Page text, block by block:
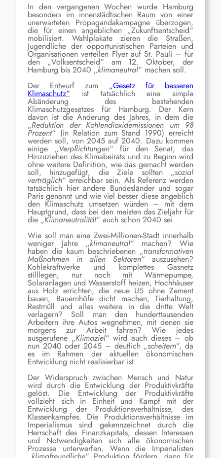
In den vergangenen Wochen wurde Hamburg
besonders im innenstädtischen Raum von einer
unerwarteten Propagandakampagne überzogen,
die für einen angeblichen „Zukunftsentscheid“
mobilisiert. Wahlplakate zieren die Straßen,
Jugendliche der opportunistischen Parteien und
Organisationen verteilen Flyer auf St. Pauli – für
den „Volksentscheid“ am 12. Oktober, der
Hamburg bis 2040 „klimaneutral“ machen soll.
Der Entwurf zum „Gesetz für besseren
Klimaschutz“ ist tatsächlich eine simple
Abänderung des bestehenden
Klimaschutzgesetzes für Hamburg. Der Kern
davon ist die Änderung des Jahres, in dem die
„Reduktion der Kohlendioxidemissionen um 98
Prozent“ (in Relation zum Stand 1990) erreicht
werden soll, von 2045 auf 2040. Dazu kommen
einige „Verpflichtungen“ für den Senat, das
Hinzuziehen des Klimabeirats und zu Beginn wird
ohne weitere Definition, wie das gemacht werden
soll, hinzugefügt, die Ziele sollten „sozial
verträglich“ erreichbar sein. Als Referenz werden
tatsächlich hier andere Bundesländer und sogar
Paris genannt und wie viel besser diese angeblich
den Klimaschutz umsetzen würden – mit dem
Hauptgrund, dass bei den meisten das Zieljahr für
die „Klimaneutralität“ auch schon 2040 sei.
Wie soll man eine Zwei-Millionen-Stadt innerhalb
weniger Jahre „klimaneutral“ machen? Wie
haben die kaum beschriebenen „transformativen
Maßnahmen in allen Sektoren“ auszusehen?
Kohlekraftwerke und komplettes Gasnetz
stilllegen, nur noch mit Wärmepumpe,
Solaranlagen und Wasserstoff heizen, Hochhäuser
aus Holz errichten, die neue U5 ohne Zement
bauen, Bauernhöfe dicht machen; Tierhaltung,
Restmüll und alles weitere in die dritte Welt
verlagern? Soll man den hunderttausenden
Arbeitern ihre Autos wegnehmen, mit denen sie
morgens zur Arbeit fahren? Wie jedes
ausgerufene „Klimaziel“ wird auch dieses – ob
nun 2040 oder 2045 – deutlich „scheitern“, da
es im Rahmen der aktuellen ökonomischen
Entwicklung nicht realisierbar ist.
Der Widerspruch zwischen Mensch und Natur
wird durch die Entwicklung der Produktivkräfte
gelöst. Die Entwicklung der Produktivkräfte
vollzieht sich in Einheit und Kampf mit der
Entwicklung der Produktionsverhältnisse, des
Klassenkampfes. Die Produktionsverhältnisse im
Imperialismus sind gekennzeichnet durch die
Herrschaft des Finanzkapitals, dessen Interessen
und Notwendigkeiten sich alle ökonomischen
Prozesse unterwerfen. Wenn die Imperialisten